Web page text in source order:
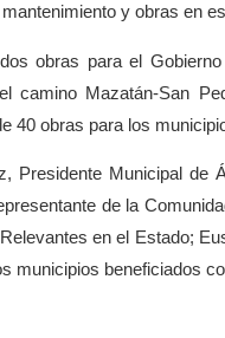
y obras en
obras para el
camino Mazatán-San
40 obras para los
Presidente Municipal
de la
en el Estado;
municipios beneficiados